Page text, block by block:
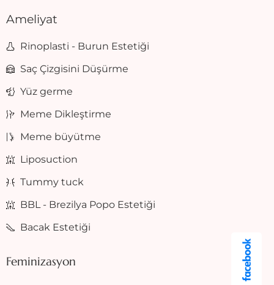
Ameliyat
Rinoplasti - Burun Estetiği
Saç Çizgisini Düşürme
Yüz germe
Meme Dikleştirme
Meme büyütme
Liposuction
Tummy tuck
BBL - Brezilya Popo Estetiği
Bacak Estetiği
Feminizasyon